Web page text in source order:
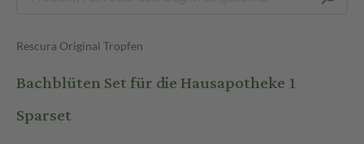
Rescura Original Tropfen
Bachblüten Set für die Hausapotheke 1
Sparset